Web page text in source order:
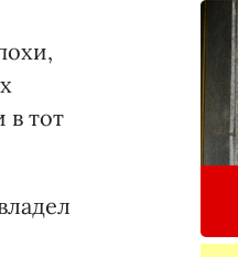
в тот